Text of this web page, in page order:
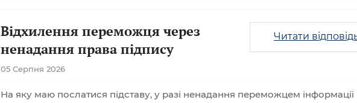
Відхилення переможця через
ненадання права підпису
05 Серпня 2026
Читати
На яку маю послатися підставу, у разі ненадання переможцем інформації